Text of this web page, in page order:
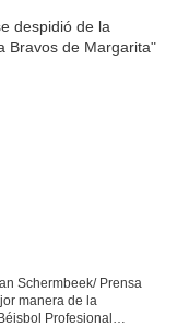
Schermbeek/ Prensa
manera de la
Profesional